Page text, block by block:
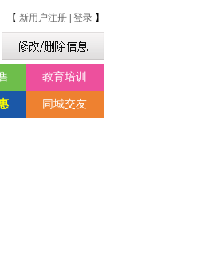
【 新用户注册| 登录】
教育培训
同城交友